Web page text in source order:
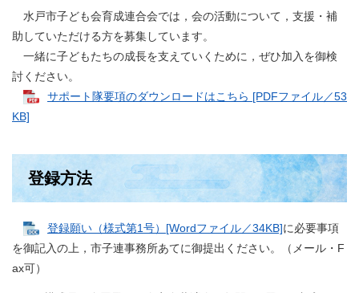
水戸市子ども会育成連合会では，会の活動について，支援・補
助していただける方を募集しています。
一緒に子どもたちの成長を支えていくために，ぜひ加入を御検
討ください。
サポート隊要項のダウンロードはこちら [PDFファイル／53
KB]
登録方法
登録願い（様式第1号）[Wordファイル／34KB]に必要事項
を御記入の上，市子連事務所あてに御提出ください。（メール・F
ax可）